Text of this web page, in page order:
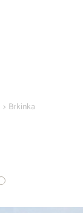
> Brkinka